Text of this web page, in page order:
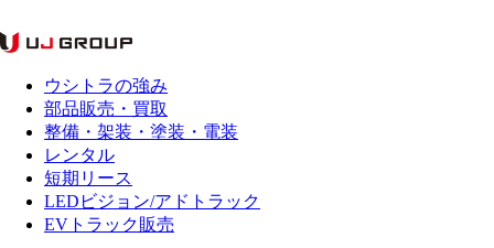
ウシトラの強み
部品販売・買取
整備・架装・塗装・電装
レンタル
短期リース
LEDビジョン/アドトラック
EVトラック販売